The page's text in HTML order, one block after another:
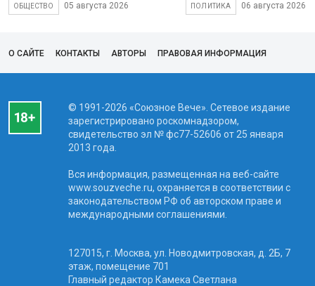
ОБЩЕСТВО 05 августа 2026 ПОЛИТИКА 06 августа 2026
О САЙТЕ КОНТАКТЫ АВТОРЫ ПРАВОВАЯ ИНФОРМАЦИЯ
© 1991-2026 «Союзное Вече». Сетевое издание
зарегистрировано роскомнадзором,
свидетельство эл № фc77-52606 от 25 января
2013 года.
Вся информация, размещенная на веб-сайте
www.souzveche.ru, охраняется в соответствии с
законодательством РФ об авторском праве и
международными соглашениями.
127015, г. Москва, ул. Новодмитровская, д. 2Б, 7
этаж, помещение 701
Главный редактор Камека Светлана